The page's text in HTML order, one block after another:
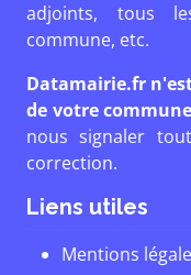
adjoints, tous
commune, etc.
Datamairie.fr
de votre
nous signaler
correction.
Liens utiles
Mentions